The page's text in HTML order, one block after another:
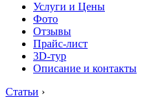
Услуги и Цены
Фото
Отзывы
Прайс-лист
3D-тур
Описание и контакты
Статьи ›